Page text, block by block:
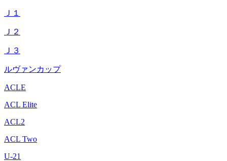
Ｊ１
Ｊ２
Ｊ３
ルヴァンカップ
ACLE
ACL Elite
ACL2
ACL Two
U-21